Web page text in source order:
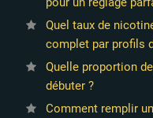
Quel taux de
complet par profils
Quelle proportion
débuter ?
Comment remplir